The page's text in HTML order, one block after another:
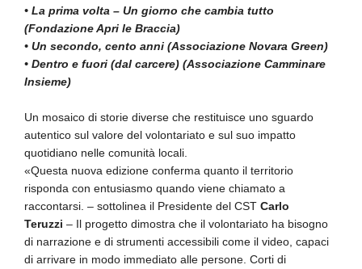
• La prima volta – Un giorno che cambia tutto
(Fondazione Apri le Braccia)
• Un secondo, cento anni (Associazione Novara Green)
• Dentro e fuori (dal carcere) (Associazione Camminare
Insieme)
Un mosaico di storie diverse che restituisce uno sguardo
autentico sul valore del volontariato e sul suo impatto
quotidiano nelle comunità locali.
«Questa nuova edizione conferma quanto il territorio
risponda con entusiasmo quando viene chiamato a
raccontarsi. – sottolinea il Presidente del CST Carlo
Teruzzi – Il progetto dimostra che il volontariato ha bisogno
di narrazione e di strumenti accessibili come il video, capaci
di arrivare in modo immediato alle persone. Corti di